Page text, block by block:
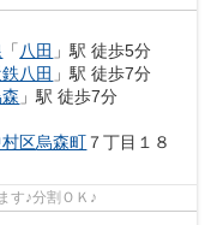
「 八田 」駅 徒歩5分
八田 」駅 徒歩7分
」駅 徒歩7分
区烏森町 ７丁目１８
す♪分割ＯＫ♪